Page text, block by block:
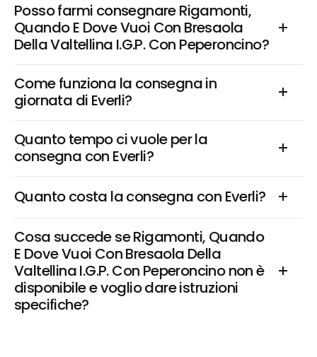
Posso farmi consegnare Rigamonti,
Quando E Dove Vuoi Con Bresaola
Della Valtellina I.G.P. Con Peperoncino?
Come funziona la consegna in
giornata di Everli?
Quanto tempo ci vuole per la
consegna con Everli?
Quanto costa la consegna con Everli?
Cosa succede se Rigamonti, Quando
E Dove Vuoi Con Bresaola Della
Valtellina I.G.P. Con Peperoncino non è
disponibile e voglio dare istruzioni
specifiche?